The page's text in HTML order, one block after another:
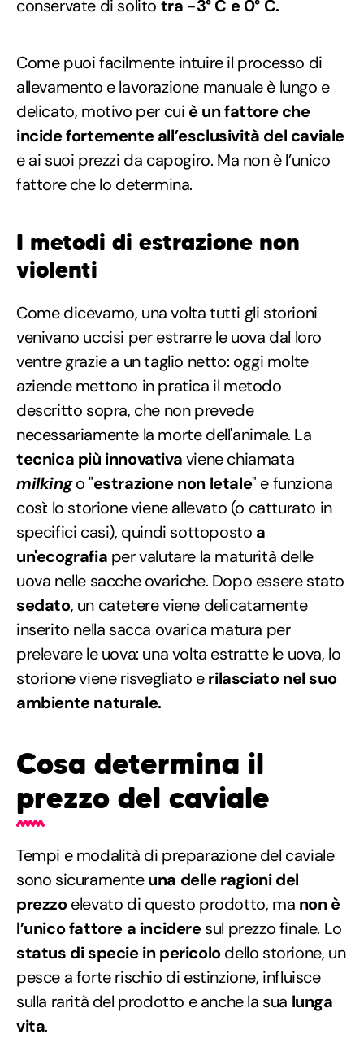
conservate di solito tra -3° C e 0° C.
Come puoi facilmente intuire il processo di
allevamento e lavorazione manuale è lungo e
delicato, motivo per cui è un fattore che
incide fortemente all’esclusività del caviale
e ai suoi prezzi da capogiro. Ma non è l’unico
fattore che lo determina.
I metodi di estrazione non
violenti
Come dicevamo, una volta tutti gli storioni
venivano uccisi per estrarre le uova dal loro
ventre grazie a un taglio netto: oggi molte
aziende mettono in pratica il metodo
descritto sopra, che non prevede
necessariamente la morte dell'animale. La
tecnica più innovativaviene chiamata
milkingo "estrazione non letale" e funziona
così: lo storione viene allevato (o catturato in
specifici casi), quindi sottoposto a
un'ecografia per valutare la maturità delle
uova nelle sacche ovariche. Dopo essere stato
sedato, un catetere viene delicatamente
inserito nella sacca ovarica matura per
prelevare le uova: una volta estratte le uova, lo
storione viene risvegliato erilasciato nel suo
ambiente naturale.
Cosa determina il
prezzo del caviale
Tempi e modalità di preparazione del caviale
sono sicuramenteuna delle ragioni del
prezzoelevato di questo prodotto, ma non è
l’unico fattore a incideresul prezzo finale. Lo
status di specie in pericolodello storione, un
pesce a forte rischio di estinzione, influisce
sulla rarità del prodotto e anche la sua lunga
vita.